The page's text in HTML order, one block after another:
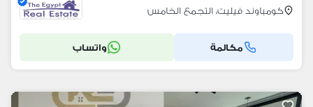
كومباوند فيليت، التجمع الخامس
مكالمة واتساب